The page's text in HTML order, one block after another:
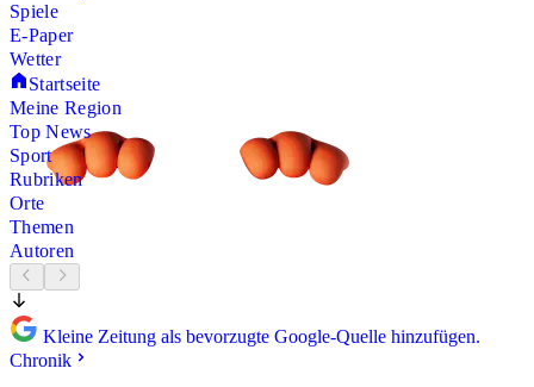
Spiele
E-Paper
Wetter
Startseite
Meine Region
Top News
Sport
Rubriken
Orte
Themen
Autoren
Kleine Zeitung als bevorzugte Google-Quelle hinzufügen.
Chronik